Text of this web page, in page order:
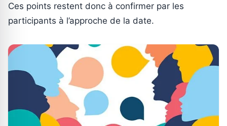
Ces points restent donc à confirmer par les
participants à l’approche de la date.